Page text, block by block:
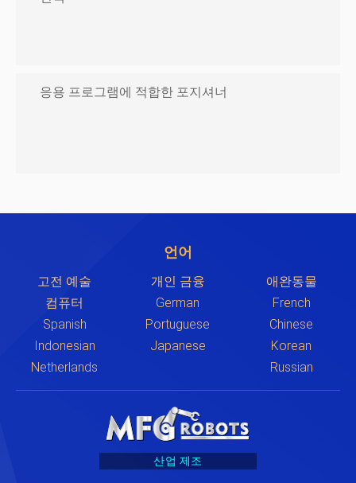
응용 프로그램에 적합한 포지셔너
언어
고전 예술 개인 금융
애완동물
컴퓨터
German
French
Spanish
Portuguese
Chinese
Indonesian
Japanese
Korean
Netherlands
Russian
산업 제조